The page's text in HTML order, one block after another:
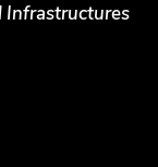
Infrastructures